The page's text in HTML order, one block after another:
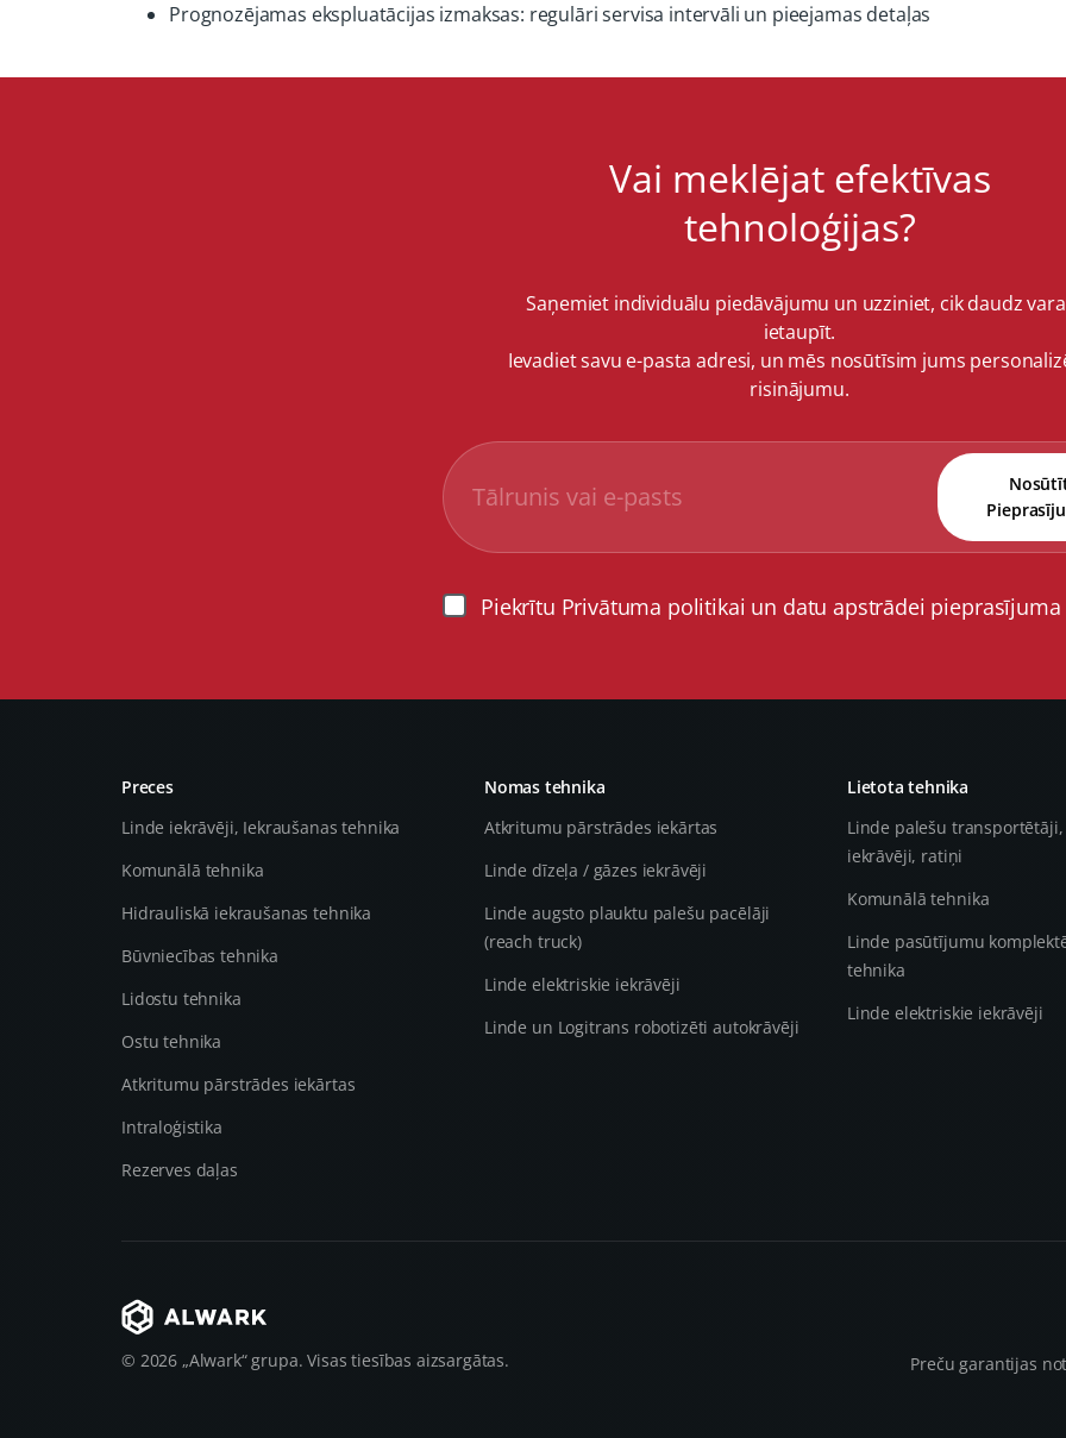
Prognozējamas ekspluatācijas izmaksas: regulāri servisa intervāli un pieejamas detaļas
Vai meklējat efektīvas
tehnoloģijas?
Saņemiet individuālu piedāvājumu un uzziniet, cik daudz
ietaupīt.
Ievadiet savu e-pasta adresi, un mēs nosūtīsim jums
risinājumu.
Piekrītu Privātuma politikai un datu apstrādei
Preces
Linde iekrāvēji, Iekraušanas tehnika
Komunālā tehnika
Hidrauliskā iekraušanas tehnika
Būvniecības tehnika
Lidostu tehnika
Ostu tehnika
Atkritumu pārstrādes iekārtas
Intraloģistika
Rezerves daļas
Nomas tehnika
Atkritumu pārstrādes iekārtas
Linde dīzeļa / gāzes iekrāvēji
Linde augsto plauktu palešu pacēlāji
(reach truck)
Linde elektriskie iekrāvēji
Linde un Logitrans robotizēti autokrāvēji
Lietota tehnika
Linde palešu transportētāji,
iekrāvēji, ratiņi
Komunālā tehnika
Linde pasūtījumu
tehnika
Linde elektriskie iekrāvēji
© 2026 „Alwark“ grupa. Visas tiesības aizsargātas. Preču garantijas